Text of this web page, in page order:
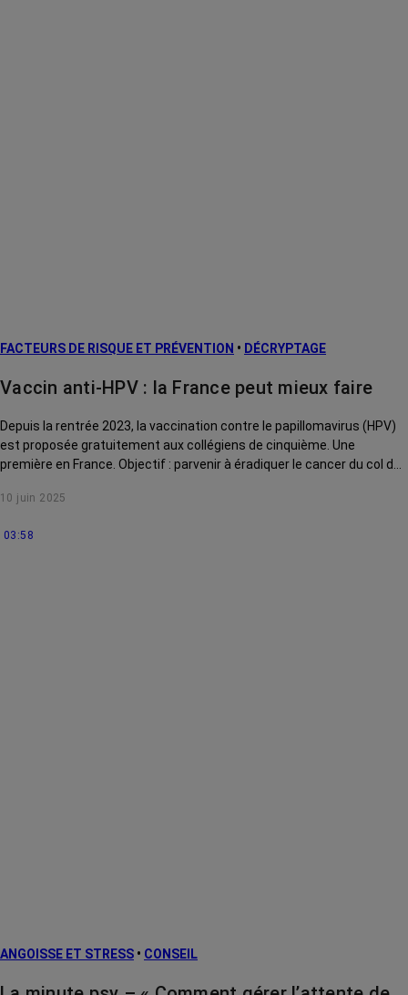
FACTEURS DE RISQUE ET PRÉVENTION • DÉCRYPTAGE
Vaccin anti-HPV : la France peut mieux faire
Depuis la rentrée 2023, la vaccination contre le papillomavirus (HPV)
est proposée gratuitement aux collégiens de cinquième. Une
première en France. Objectif : parvenir à éradiquer le cancer du col de
cellules précancéreuses ? On fait le point.
10 juin 2025
03:58
ANGOISSE ET STRESS • CONSEIL